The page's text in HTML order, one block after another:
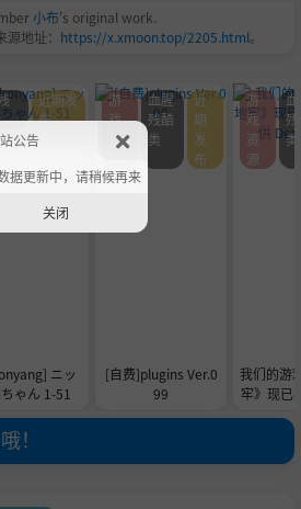
小布's original work.
地址： https://x.xmoon.top/2205.html。
ニッ
ゃん 1-51
近期发
布
[自费]plugins Ver.0
99
游
戏
资
血腥
残酷
类
近
期
发
布
我们的游
牢》现已
游
戏
资
源
类
！
公告
据更新中，请稍候再来
关闭